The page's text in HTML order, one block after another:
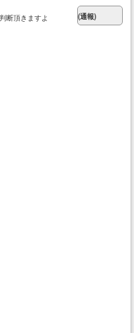
断頂きますよ